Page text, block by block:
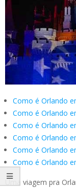
Como é Orlando
Como é Orlando
Como é Orlando
Como é Orlando
Como é Orlando
Como é Orlando
Uma viagem pra